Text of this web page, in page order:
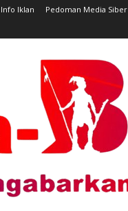
Info Iklan Pedoman Media Siber